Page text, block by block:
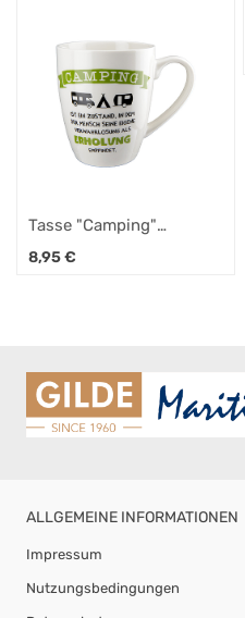
Tasse "Camping"
grün/schwarz, aus
Verwahrlosung als
Erholung empfindet."
Füllmenge: ca. 360 ml
8,95€
ALLGEMEINE INFORMATIONEN
Impressum
Nutzungsbedingungen